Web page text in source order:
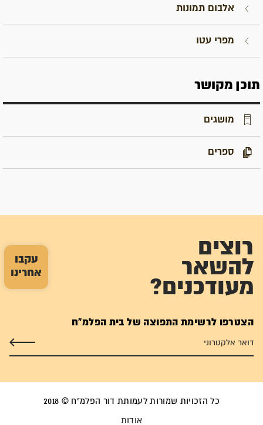
עקבו
אחרינו
אלבום תמונות
מפרי עטו
תוכן מקושר
מושגים
ספרים
רוצים
להשאר
מעודכנים?
הצטרפו לרשימת התפוצה של בית הפלמ"ח
כל הזכויות שמורות לעמותת דור הפלמ"ח © 2018
אודות